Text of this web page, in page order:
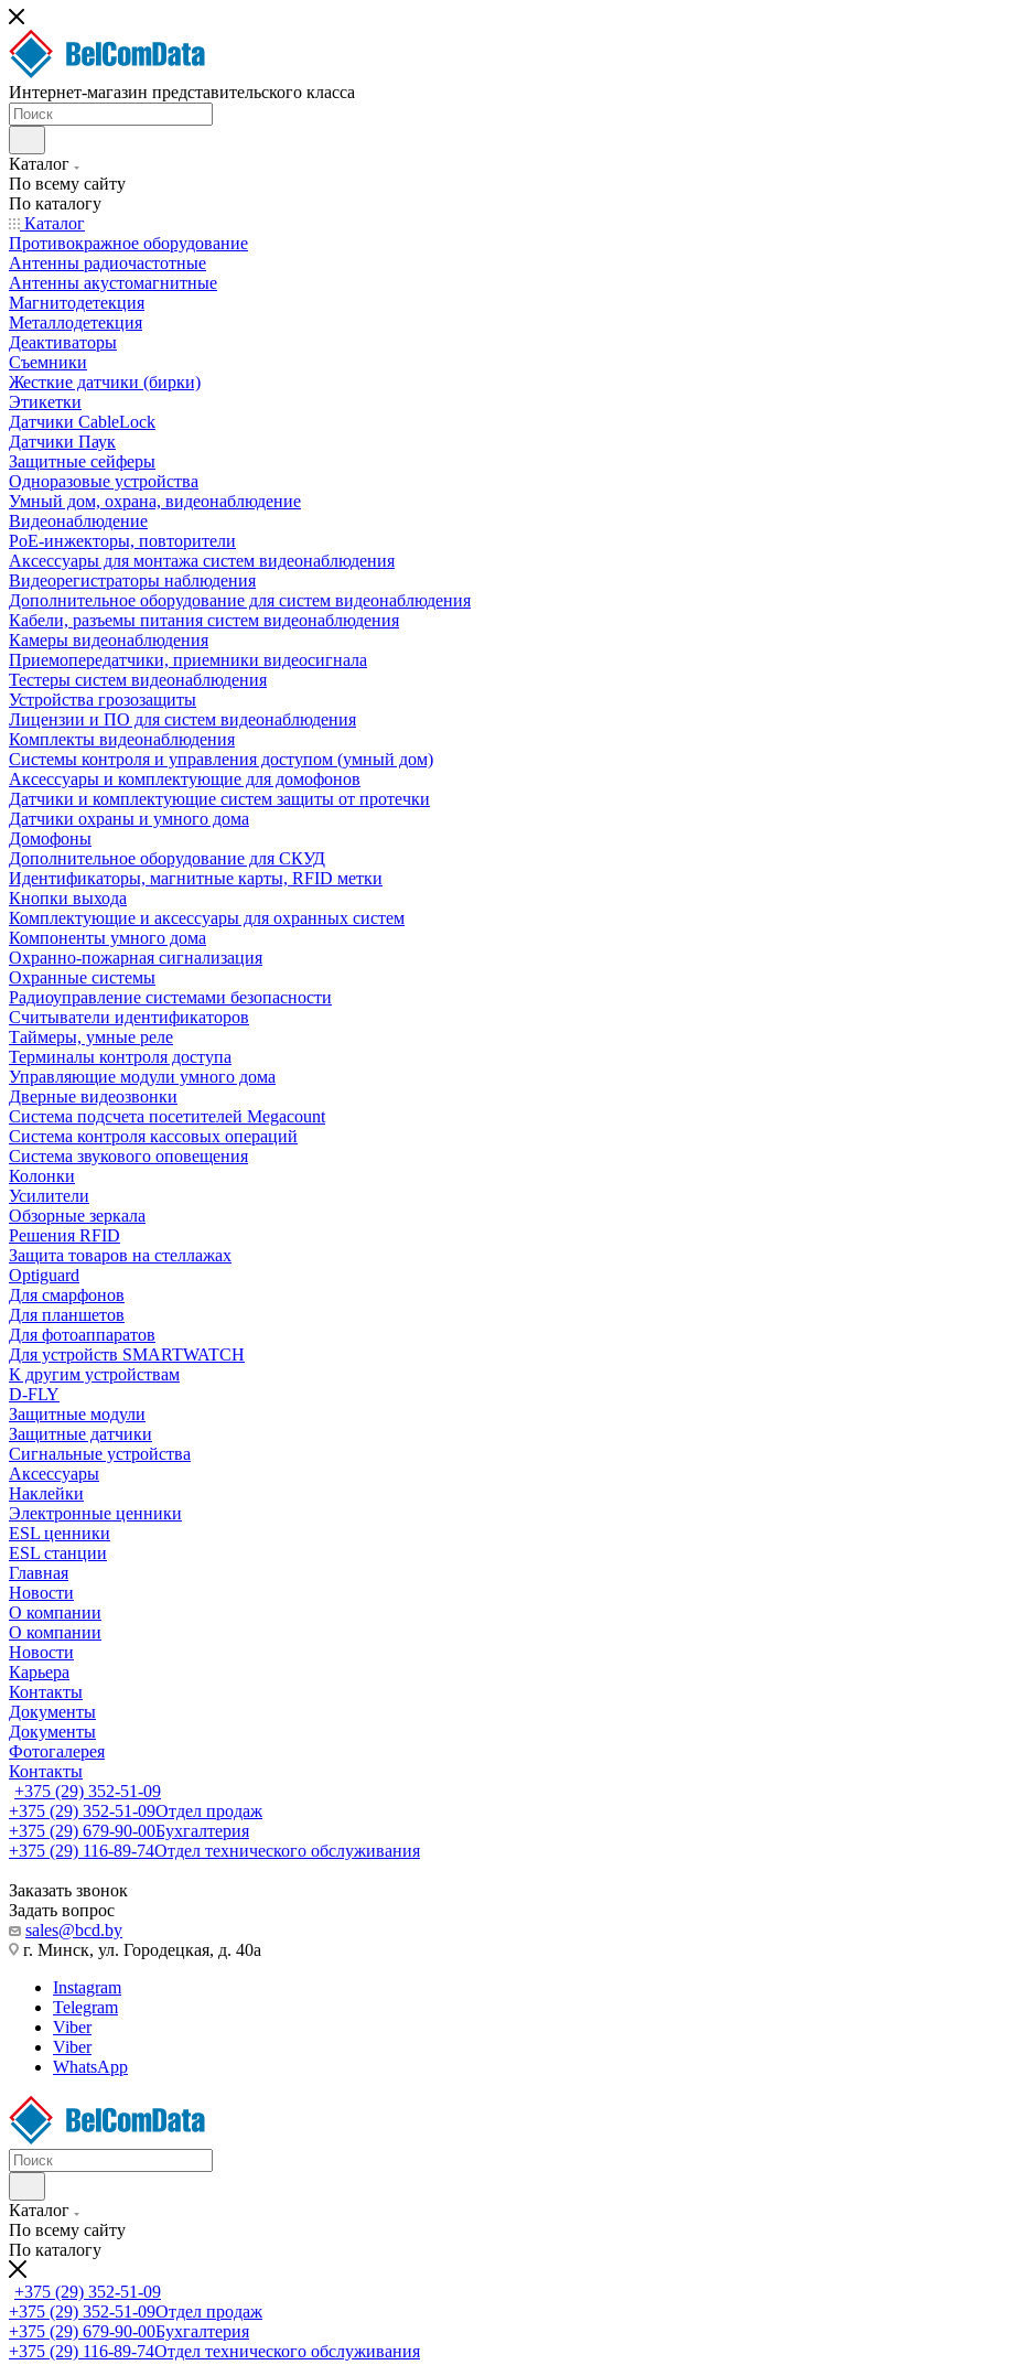
Интернет-магазин представительского класса
Каталог
По всему сайту
По каталогу
Каталог
Противокражное оборудование
Антенны радиочастотные
Антенны акустомагнитные
Магнитодетекция
Металлодетекция
Деактиваторы
Съемники
Жесткие датчики (бирки)
Этикетки
Датчики CableLock
Датчики Паук
Защитные сейферы
Одноразовые устройства
Умный дом, охрана, видеонаблюдение
Видеонаблюдение
PoE-инжекторы, повторители
Аксессуары для монтажа систем видеонаблюдения
Видеорегистраторы наблюдения
Дополнительное оборудование для систем видеонаблюдения
Кабели, разъемы питания систем видеонаблюдения
Камеры видеонаблюдения
Приемопередатчики, приемники видеосигнала
Тестеры систем видеонаблюдения
Устройства грозозащиты
Лицензии и ПО для систем видеонаблюдения
Комплекты видеонаблюдения
Системы контроля и управления доступом (умный дом)
Аксессуары и комплектующие для домофонов
Датчики и комплектующие систем защиты от протечки
Датчики охраны и умного дома
Домофоны
Дополнительное оборудование для СКУД
Идентификаторы, магнитные карты, RFID метки
Кнопки выхода
Комплектующие и аксессуары для охранных систем
Компоненты умного дома
Охранно-пожарная сигнализация
Охранные системы
Радиоуправление системами безопасности
Считыватели идентификаторов
Таймеры, умные реле
Терминалы контроля доступа
Управляющие модули умного дома
Дверные видеозвонки
Система подсчета посетителей Megacount
Система контроля кассовых операций
Система звукового оповещения
Колонки
Усилители
Обзорные зеркала
Решения RFID
Защита товаров на стеллажах
Optiguard
Для смарфонов
Для планшетов
Для фотоаппаратов
Для устройств SMARTWATCH
К другим устройствам
D-FLY
Защитные модули
Защитные датчики
Сигнальные устройства
Аксессуары
Наклейки
Электронные ценники
ESL ценники
ESL станции
Главная
Новости
О компании
О компании
Новости
Карьера
Контакты
Документы
Документы
Фотогалерея
Контакты
+375 (29) 352-51-09
+375 (29) 352-51-09Отдел продаж
+375 (29) 679-90-00Бухгалтерия
+375 (29) 116-89-74Отдел технического обслуживания
Заказать звонок
Задать вопрос
sales@bcd.by
г. Минск, ул. Городецкая, д. 40а
Instagram
Telegram
Viber
Viber
WhatsApp
Каталог
По всему сайту
По каталогу
+375 (29) 352-51-09
+375 (29) 352-51-09Отдел продаж
+375 (29) 679-90-00Бухгалтерия
+375 (29) 116-89-74Отдел технического обслуживания